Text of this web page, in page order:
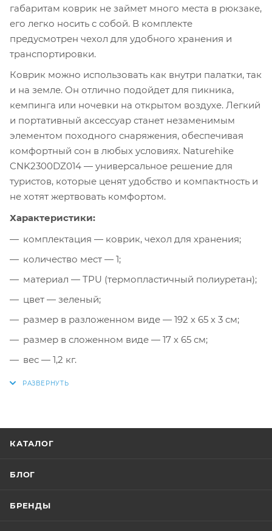
габаритам коврик не займет много места в рюкзаке,
его легко носить с собой. В комплекте
предусмотрен чехол для удобного хранения и
транспортировки.
Коврик можно использовать как внутри палатки, так
и на земле. Он отлично подойдет для пикника,
кемпинга или ночевки на открытом воздухе. Легкий
и портативный аксессуар станет незаменимым
элементом походного снаряжения, обеспечивая
комфортный сон в любых условиях. Naturehike
CNK2300DZ014 — универсальное решение для
туристов, которые ценят удобство и компактность и
не хотят жертвовать комфортом.
Характеристики:
комплектация — коврик, чехол для хранения;
количество мест — 1;
материал — TPU (термопластичный полиуретан);
цвет — зеленый;
размер в разложенном виде — 192 х 65 х 3 см;
размер в сложенном виде — 17 х 65 см;
вес — 1,2 кг.
КАТАЛОГ
БЛОГ
БРЕНДЫ